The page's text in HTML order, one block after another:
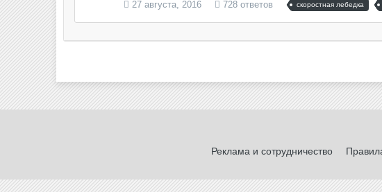
27 августа, 2016 728 ответов скоростная лебедка
Реклама и сотрудничество